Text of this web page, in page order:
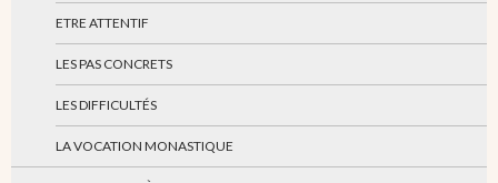
ETRE ATTENTIF
LES PAS CONCRETS
LES DIFFICULTÉS
LA VOCATION MONASTIQUE